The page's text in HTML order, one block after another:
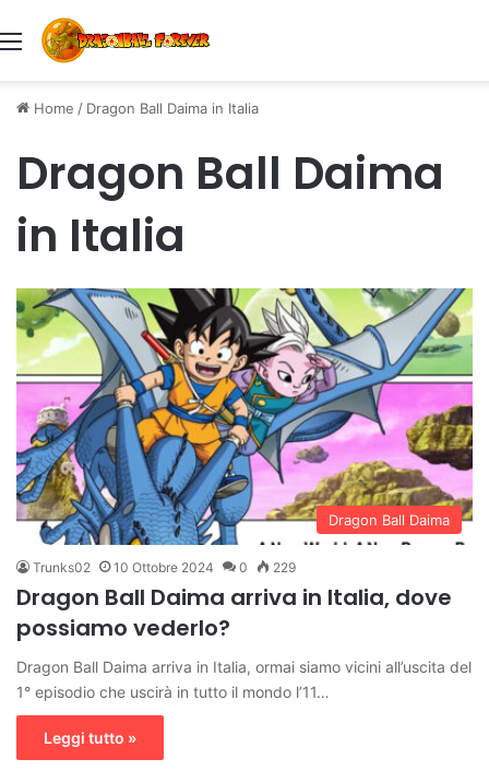
Menu
Home / Dragon Ball Daima in Italia
Dragon Ball Daima
in Italia
Dragon Ball Daima
Trunks02 10 Ottobre 2024 0 229
Dragon Ball Daima arriva in Italia, dove
possiamo vederlo?
Dragon Ball Daima arriva in Italia, ormai siamo vicini all’uscita del
1° episodio che uscirà in tutto il mondo l’11…
Leggi tutto »